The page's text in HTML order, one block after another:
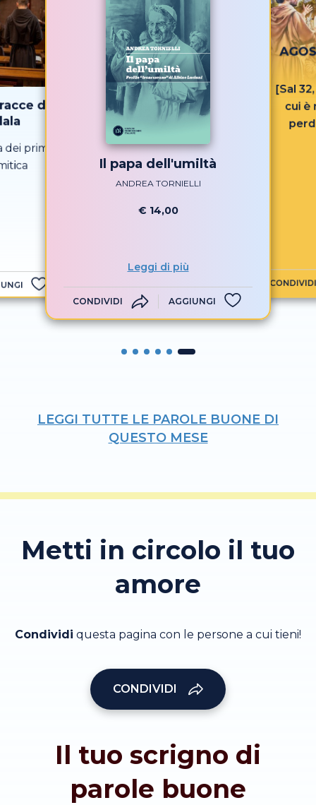
di
primi
Il papa dell'umiltà
ANDREA TORNIELLI
€ 14,00
Leggi di più
CONDIVIDI AGGIUNGI
[Sal
cui è
CONDIVIDI
LEGGI TUTTE LE PAROLE BUONE DI
QUESTO MESE
Metti in circolo il tuo
amore
Condividi questa pagina con le persone a cui tieni!
CONDIVIDI
Il tuo scrigno di
parole buone